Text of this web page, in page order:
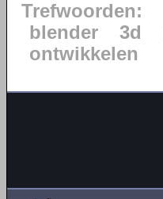
Trefwoorden:
blender
3d
ontwikkelen